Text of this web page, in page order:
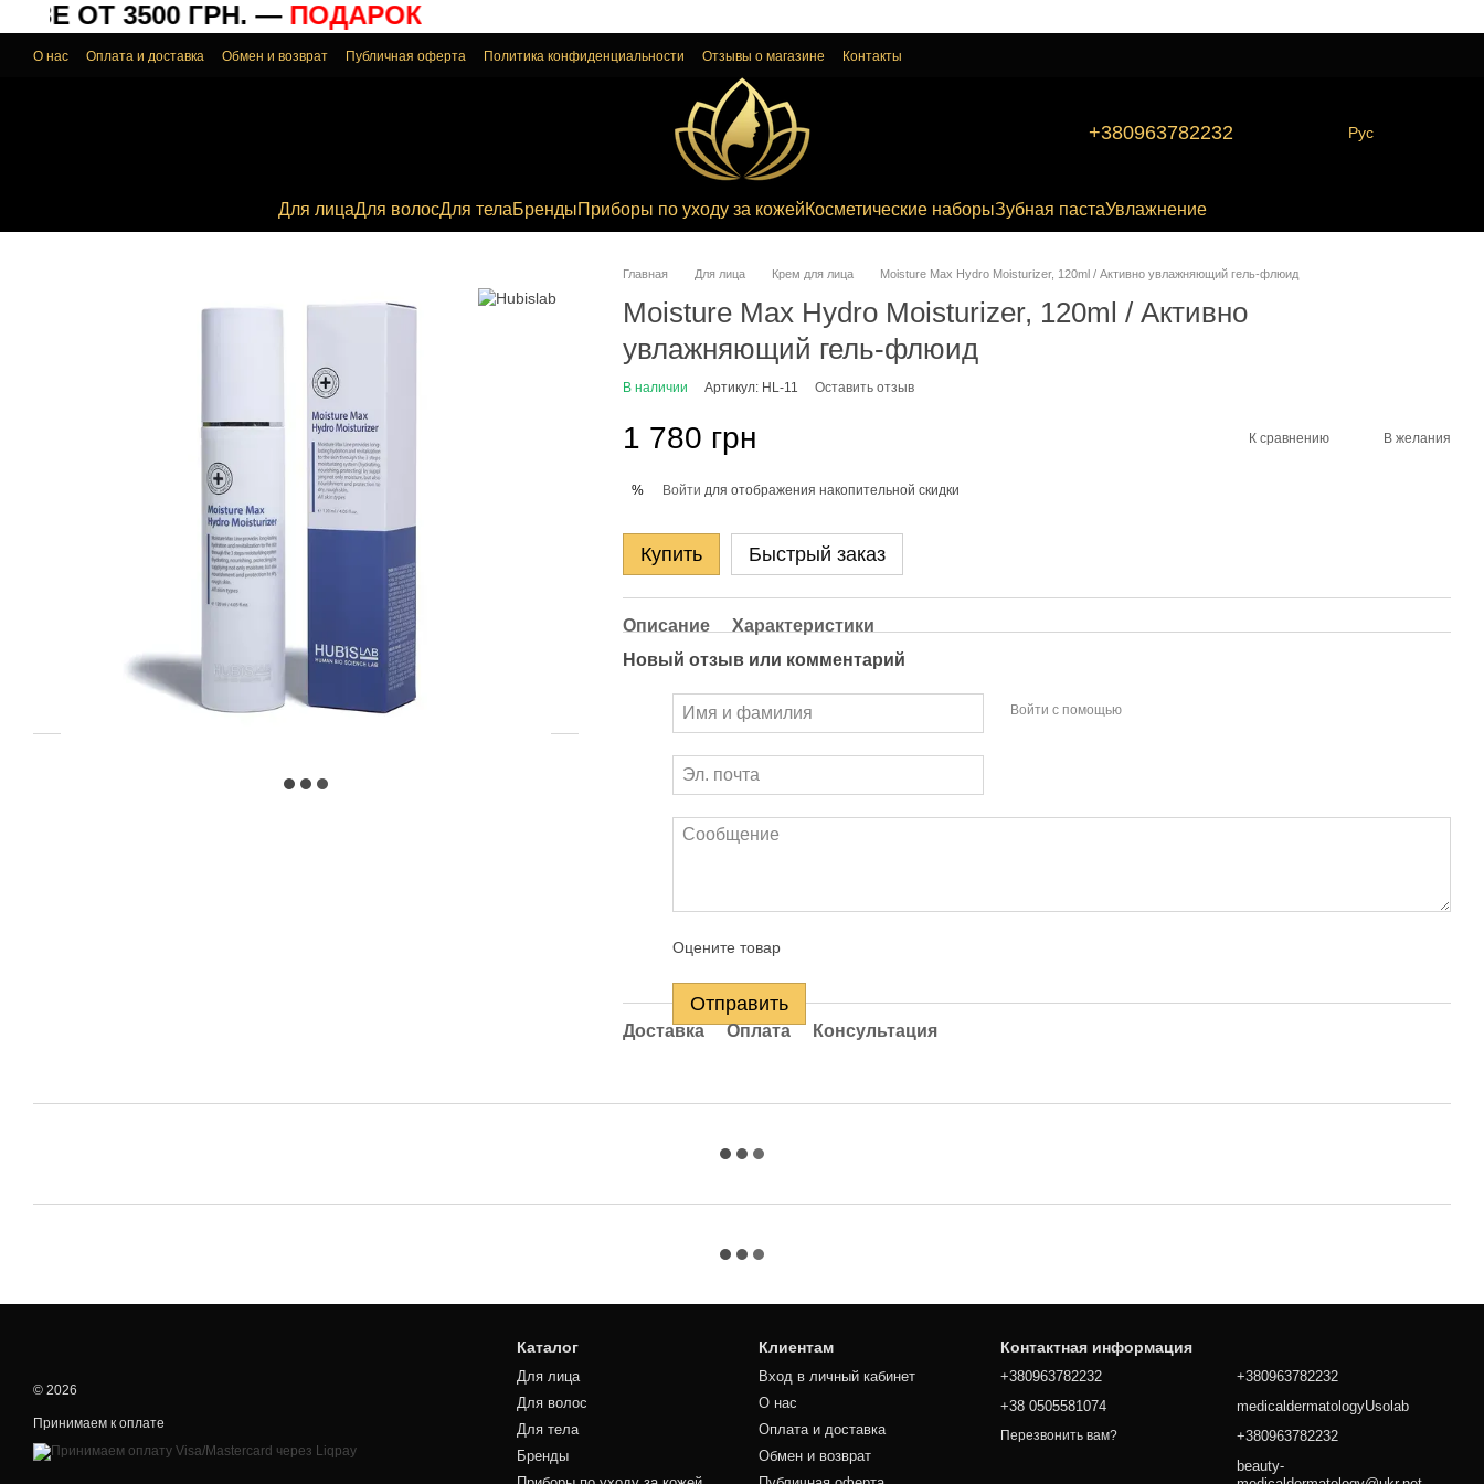
Перейти к основному контенту
ОТ 3500 ГРН. —ПОДАРОК
О нас Оплата и доставка Обмен и возврат Публичная оферта Политика конфиденциальности Отзывы о магазине Контакты
+380963782232 Рус
Для лицаДля волосДля телаБрендыПриборы по уходу за кожейКосметические наборыЗубная пастаУвлажнение
Главная Для лица Крем для лица Moisture Max Hydro Moisturizer, 120ml / Активно увлажняющий гель-флюид
Moisture Max Hydro Moisturizer, 120ml / Активно
увлажняющий гель-флюид
В наличии Артикул: HL-11 Оставить отзыв
1 780 грн К сравнению В желания
% Войти для отображения накопительной скидки
Купить Быстрый заказ
Описание
Характеристики
Новый отзыв или комментарий
Войти с помощью
Оцените товар
Отправить
Доставка Оплата Консультация
© 2026
Принимаем к оплате
Каталог
Для лица
Для волос
Для тела
Бренды
Клиентам
Вход в личный кабинет
О нас
Оплата и доставка
Обмен и возврат
Контактная информация
+380963782232
+38 0505581074
Перезвонить вам?
+380963782232
medicaldermatologyUsolab
+380963782232
beauty-